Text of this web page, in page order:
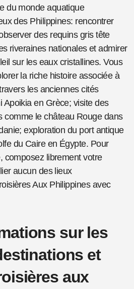
du monde aquatique
des Philippines: rencontrer
des requins gris tête
riveraines nationales et admirer
sur les eaux cristallines. Vous
la riche histoire associée à
les anciennes cités
Apoikia en Grèce; visite des
comme le château Rouge dans
exploration du port antique
du Caire en Égypte. Pour
composez librement votre
aucun des lieux
Aux Philippines avec
sur les
et
aux